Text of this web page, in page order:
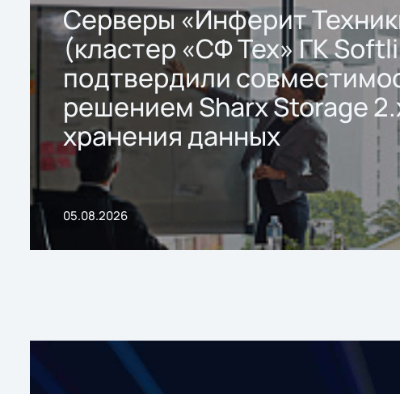
Серверы «Инферит
(кластер «СФ Тех» ГК
подтвердили
решением Sharx Storage
хранения данных
05.08.2026